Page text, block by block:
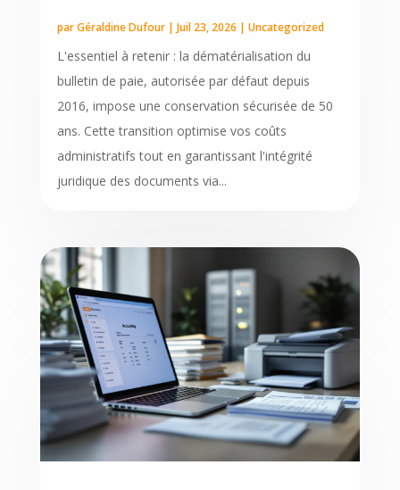
parGéraldine Dufour| Juil 23, 2026 | Uncategorized
L'essentiel à retenir : la dématérialisation du
bulletin de paie, autorisée par défaut depuis
2016, impose une conservation sécurisée de 50
ans. Cette transition optimise vos coûts
administratifs tout en garantissant l'intégrité
juridique des documents via...